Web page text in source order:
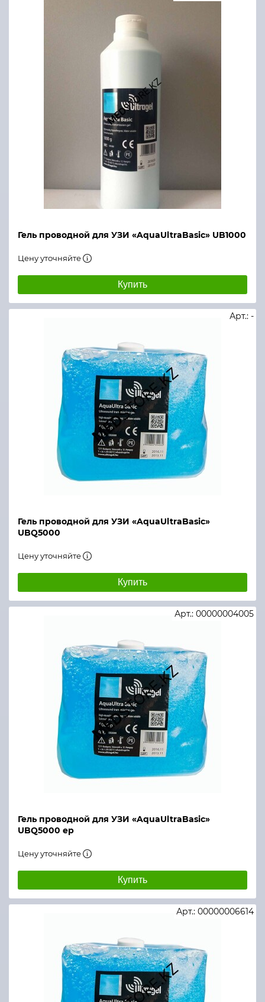
Гель проводной для УЗИ «AquaUltraBasic» UB1000
Цену уточняйте
Купить
Гель проводной для УЗИ «AquaUltraBasic»
UBQ5000
Арт.: -
Цену уточняйте
Купить
Гель проводной для УЗИ «AquaUltraBasic»
UBQ5000 ер
Арт.: 00000004005
Цену уточняйте
Купить
Арт.: 00000006614